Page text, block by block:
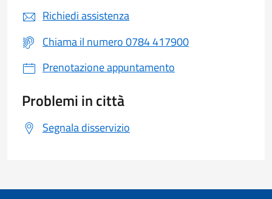
Richiedi assistenza
Chiama il numero 0784 417900
Prenotazione appuntamento
Problemi in città
Segnala disservizio